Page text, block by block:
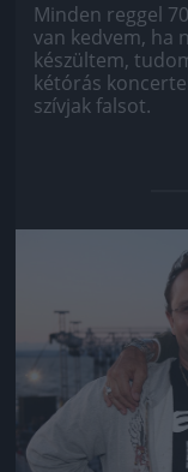
Minden reggel
van kedvem, ha
készültem,
kétórás
szívjak falsot.